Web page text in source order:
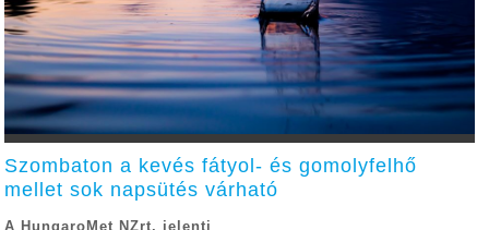
Szombaton a kevés fátyol- és gomolyfelhő
mellet sok napsütés várható
A HungaroMet NZrt. jelenti